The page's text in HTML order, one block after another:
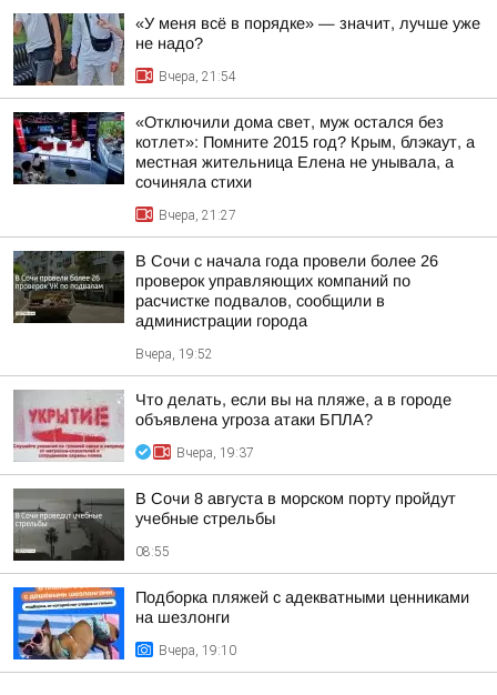
«У меня всё в порядке» — значит, лучше уже
не надо?
Вчера, 21:54
«Отключили дома свет, муж остался без
котлет»: Помните 2015 год? Крым, блэкаут, а
местная жительница Елена не унывала, а
сочиняла стихи
Вчера, 21:27
В Сочи с начала года провели более 26
проверок управляющих компаний по
расчистке подвалов, сообщили в
администрации города
Вчера, 19:52
Что делать, если вы на пляже, а в городе
объявлена угроза атаки БПЛА?
Вчера, 19:37
В Сочи 8 августа в морском порту пройдут
учебные стрельбы
08:55
Подборка пляжей с адекватными ценниками
на шезлонги
Вчера, 19:10